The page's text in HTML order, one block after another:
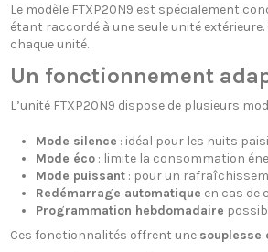
Le modèle FTXP20N9 est spécialement
étant raccordé à une seule unité
chaque unité.
Un fonctionnement
L’unité FTXP20N9 dispose de plusieurs
Mode silence : idéal pour les nuits
Mode éco: limite la consommation
Mode puissant: pour un
Redémarrage automatique en cas de
Programmation hebdomadaire
Ces fonctionnalités offrent une souplesse